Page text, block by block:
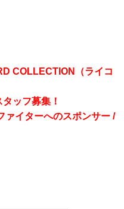
COLLECTION（ライコ
ッフ募集！
イターへのスポンサー /